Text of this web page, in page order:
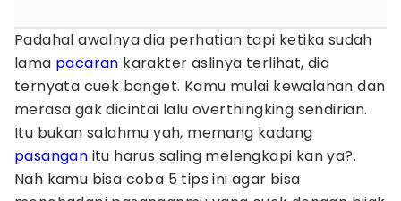
Padahal awalnya dia perhatian tapi ketika sudah
lama pacaran karakter aslinya terlihat, dia
ternyata cuek banget. Kamu mulai kewalahan dan
merasa gak dicintai lalu overthingking sendirian.
Itu bukan salahmu yah, memang kadang
pasangan itu harus saling melengkapi kan ya?.
Nah kamu bisa coba 5 tips ini agar bisa